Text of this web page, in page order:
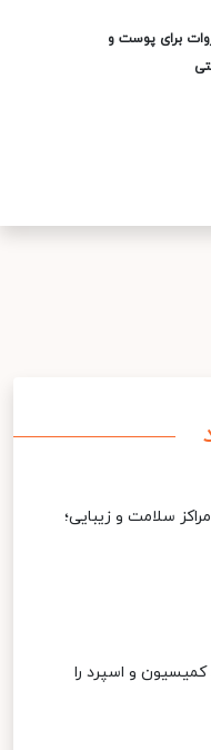
برای پوست و
سلامت و زیبایی؛
و اسپرد را